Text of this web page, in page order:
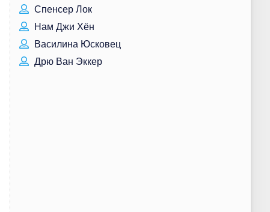
Спенсер Лок
Нам Джи Хён
Василина Юсковец
Дрю Ван Эккер